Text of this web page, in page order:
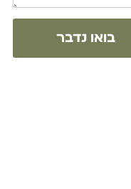
בואו נדבר